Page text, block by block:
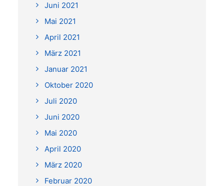
Juni 2021
Mai 2021
April 2021
März 2021
Januar 2021
Oktober 2020
Juli 2020
Juni 2020
Mai 2020
April 2020
März 2020
Februar 2020